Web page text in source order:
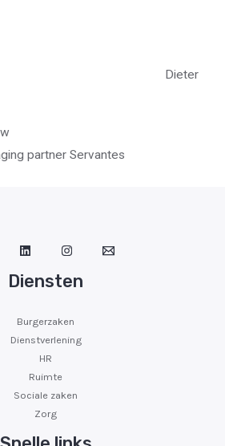
Dieter
ICT-OR vzw
Servantes
Diensten
Burgerzaken
Dienstverlening
HR
Ruimte
Sociale zaken
Zorg